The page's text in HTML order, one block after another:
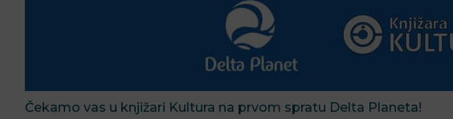
Čekamo vas u knjižari Kultura na prvom spratu Delta Planeta!